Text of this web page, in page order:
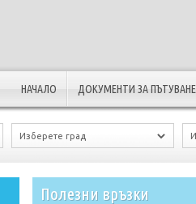
НАЧАЛО ДОКУМЕНТИ ЗА ПЪТУВАНЕ
Полезни връзки